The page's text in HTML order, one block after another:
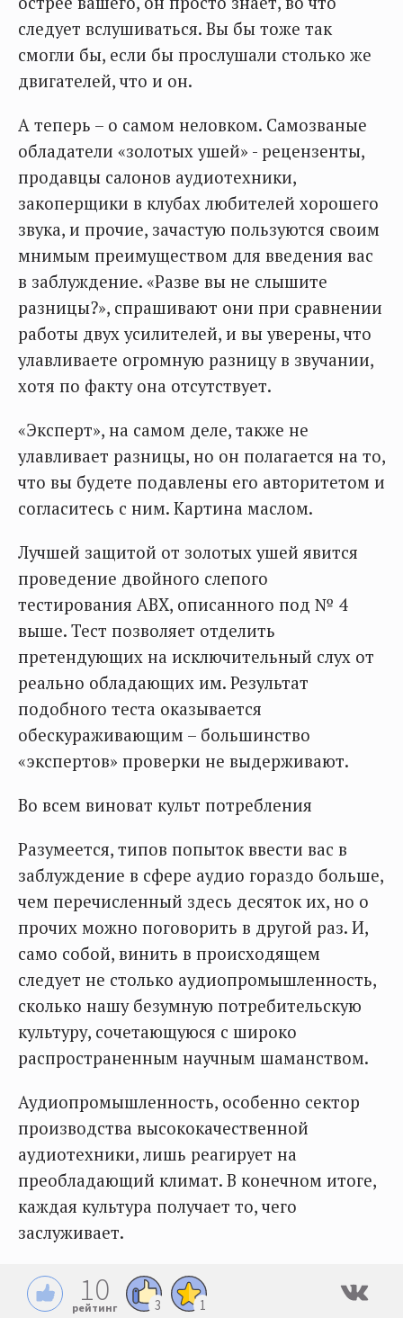
следует вслушиваться. Вы бы тоже так
смогли бы, если бы прослушали столько же
двигателей, что и он.
А теперь – о самом неловком. Самозваные
обладатели «золотых ушей» - рецензенты,
продавцы салонов аудиотехники,
закоперщики в клубах любителей хорошего
звука, и прочие, зачастую пользуются своим
мнимым преимуществом для введения вас
в заблуждение. «Разве вы не слышите
разницы?», спрашивают они при сравнении
работы двух усилителей, и вы уверены, что
улавливаете огромную разницу в звучании,
хотя по факту она отсутствует.
«Эксперт», на самом деле, также не
улавливает разницы, но он полагается на то,
что вы будете подавлены его авторитетом и
согласитесь с ним. Картина маслом.
Лучшей защитой от золотых ушей явится
проведение двойного слепого
тестирования ABX, описанного под № 4
выше. Тест позволяет отделить
претендующих на исключительный слух от
реально обладающих им. Результат
подобного теста оказывается
обескураживающим – большинство
«экспертов» проверки не выдерживают.
Во всем виноват культ потребления
Разумеется, типов попыток ввести вас в
заблуждение в сфере аудио гораздо больше,
чем перечисленный здесь десяток их, но о
прочих можно поговорить в другой раз. И,
само собой, винить в происходящем
следует не столько аудиопромышленность,
сколько нашу безумную потребительскую
культуру, сочетающуюся с широко
распространенным научным шаманством.
Аудиопромышленность, особенно сектор
производства высококачественной
аудиотехники, лишь реагирует на
преобладающий климат. В конечном итоге,
каждая культура получает то, чего
заслуживает.
10
рейтинг 3 1